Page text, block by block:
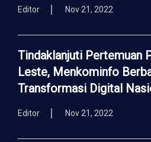
Editor Nov 21, 2022
Tindaklanjuti Pertemuan
Leste, Menkominfo
Transformasi Digital
Editor Nov 21, 2022